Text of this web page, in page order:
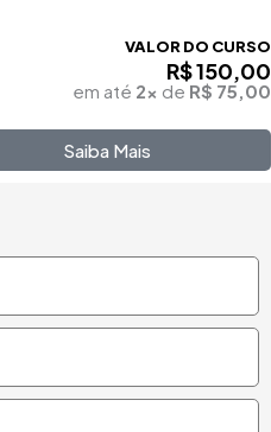
VALOR DO CURSO
R$ 150,00
em até 2x de R$ 75,00
Saiba Mais